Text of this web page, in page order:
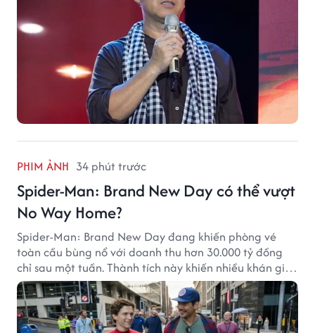
PHIM ẢNH 34 phút trước
Spider-Man: Brand New Day có thể vượt
No Way Home?
Spider-Man: Brand New Day đang khiến phòng vé
toàn cầu bùng nổ với doanh thu hơn 30.000 tỷ đồng
chỉ sau một tuần. Thành tích này khiến nhiều khán giả
đặt câu hỏi liệu bộ phim mới của Tom Holland có thể
phá kỷ lục mà No Way Home từng thiết lập hay không.